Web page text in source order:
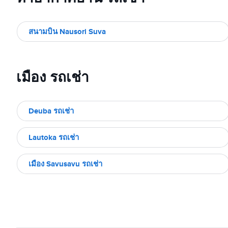
สนามบิน Nausori Suva
เมือง รถเช่า
Deuba รถเช่า
Lautoka รถเช่า
เมือง Savusavu รถเช่า